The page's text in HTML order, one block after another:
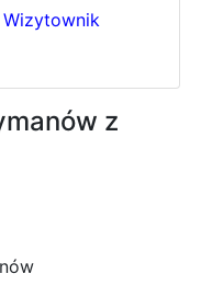
Wizytownik
z